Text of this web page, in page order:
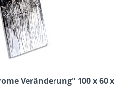
Veränderung" 100 x 60 x